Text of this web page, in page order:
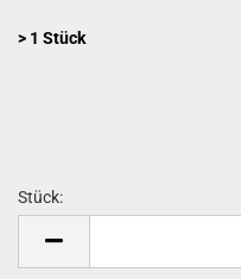
> 1 Stück
Stück: